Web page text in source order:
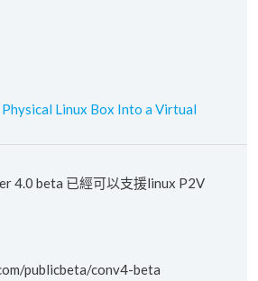
Physical Linux Box Into a Virtual
4.0 beta 已經可以支援linux P2V
publicbeta/conv4-beta